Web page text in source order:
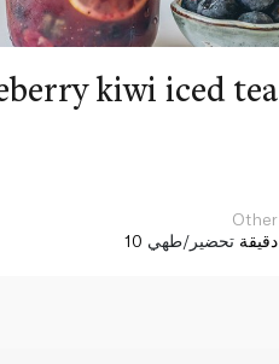
kiwi iced tea
Other
10 دقيقة تحضير/طهي